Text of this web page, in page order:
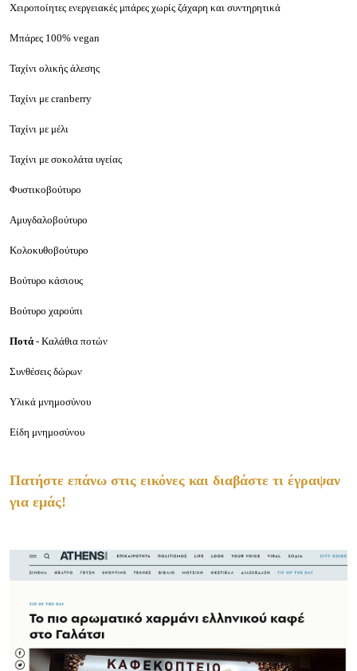
Χειροποίητες ενεργειακές μπάρες χωρίς ζάχαρη και συντηρητικά
Μπάρες 100% vegan
Ταχίνι ολικής άλεσης
Ταχίνι με cranberry
Ταχίνι με μέλι
Ταχίνι με σοκολάτα υγείας
Φυστικοβούτυρο
Αμυγδαλοβούτυρο
Κολοκυθοβούτυρο
Βούτυρο κάσιους
Βούτυρο χαρούπι
Ποτά - Καλάθια ποτών
Συνθέσεις δώρων
Υλικά μνημοσύνου
Είδη μνημοσύνου
Πατήστε επάνω στις εικόνες και διαβάστε τι έγραψαν
για εμάς!